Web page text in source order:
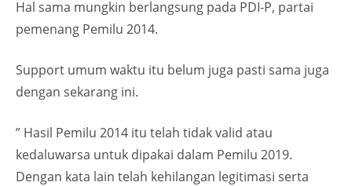
Hal sama mungkin berlangsung pada PDI-P, partai
pemenang Pemilu 2014.
Support umum waktu itu belum juga pasti sama juga
dengan sekarang ini.
” Hasil Pemilu 2014 itu telah tidak valid atau
kedaluwarsa untuk dipakai dalam Pemilu 2019.
Dengan kata lain telah kehilangan legitimasi serta